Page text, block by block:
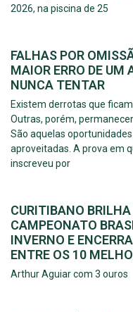
2026, na piscina de 25
FALHAS POR
MAIOR ERRO DE UM
NUNCA TENTAR
Existem derrotas que
Outras, porém,
São aquelas
aproveitadas. A prova em
inscreveu por
CURITIBANO
CAMPEONATO
INVERNO E
ENTRE OS 10
Arthur Aguiar com 3 ouros